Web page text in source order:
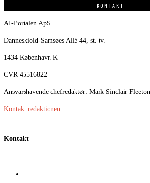
KONTAKT
AI-Portalen ApS
Danneskiold-Samsøes Allé 44, st. tv.
1434 København K
CVR 45516822
Ansvarshavende chefredaktør: Mark Sinclair Fleeton
Kontakt redaktionen
Kontakt